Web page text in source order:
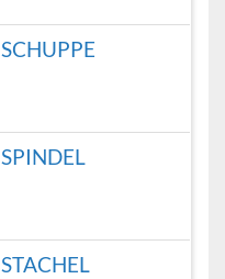
SCHUPPE
SPINDEL
STACHEL